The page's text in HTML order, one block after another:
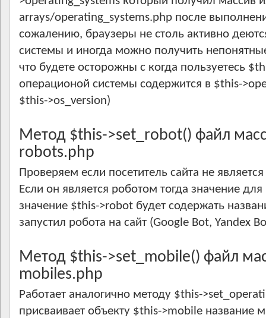
arrays/operating_systems.php после
сожалению, браузеры не столь активно
системы и иногда можно получить
что будете осторожны с когда пользуетесь
операционой системы содержится в $this-
$this->os_version)
Метод $this->set_robot() файл
robots.php
Проверяем если посетитель сайта не
Если он является роботом тогда значение
значение $this->robot будет содержать
запустил робота на сайт (Google Bot, Yandex
Метод $this->set_mobile() файл
mobiles.php
Работает аналогично методу $this-
присваивает объекту $this->mobile название